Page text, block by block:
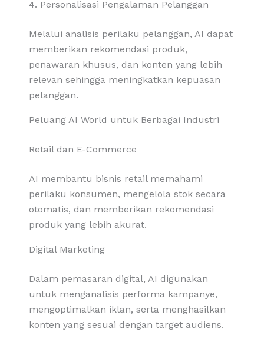
4. Personalisasi Pengalaman Pelanggan
Melalui analisis perilaku pelanggan, AI dapat
memberikan rekomendasi produk,
penawaran khusus, dan konten yang lebih
relevan sehingga meningkatkan kepuasan
pelanggan.
Peluang AI World untuk Berbagai Industri
Retail dan E-Commerce
AI membantu bisnis retail memahami
perilaku konsumen, mengelola stok secara
otomatis, dan memberikan rekomendasi
produk yang lebih akurat.
Digital Marketing
Dalam pemasaran digital, AI digunakan
untuk menganalisis performa kampanye,
mengoptimalkan iklan, serta menghasilkan
konten yang sesuai dengan target audiens.